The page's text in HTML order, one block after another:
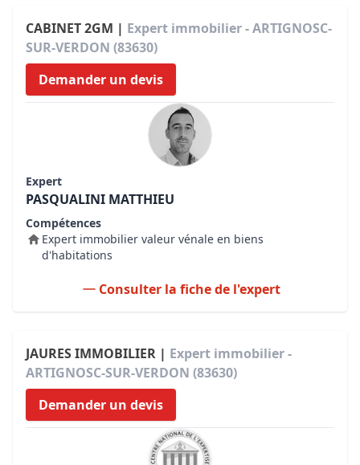
CABINET 2GM | Expert immobilier - ARTIGNOSC-
SUR-VERDON (83630)
Demander un devis
Expert
PASQUALINI MATTHIEU
Compétences
Expert immobilier valeur vénale en biens
d'habitations
Consulter la fiche de l'expert
JAURES IMMOBILIER | Expert immobilier -
ARTIGNOSC-SUR-VERDON (83630)
Demander un devis